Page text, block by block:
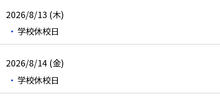
2026/8/13 (木)
学校休校日
2026/8/14 (金)
学校休校日